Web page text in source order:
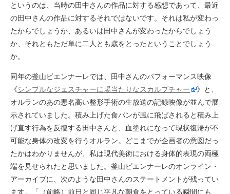
というのは、当時の田中さんの作品に対する感想であって、最近
の田中さんの作品に対するそれではないです。それは私が変わっ
たからでしょうか、あるいは田中さんが変わったからでしょう
か、それともただ単に二人とも歳をとったということでしょう
か。
同年の釜山ビエンナーレでは、田中さんのパフォーマンス映像
《シンプルなジェスチャーに場当たりなスカルプチャー
》と、
オルランのあの悪名高い整形手術の生放送の記録映像が並んで展
示されていました。積み上げた食パンが風に飛ばされると積み上
げ直す行為を反復する田中さんと、血塗れになって現状復帰が不
可能な身体の改変を行うオルラン。どこまでが企画者の意図だっ
たかはわかりませんが、私は現代美術における身体的表現の両極
端を見せられたと思いました。釜山ビエンナーレのオンライン・
アーカイブに、次のような田中さんのステートメントが残ってい
ます。「（前略）前日と同じ平凡な朝食をとっている瞬間にも、